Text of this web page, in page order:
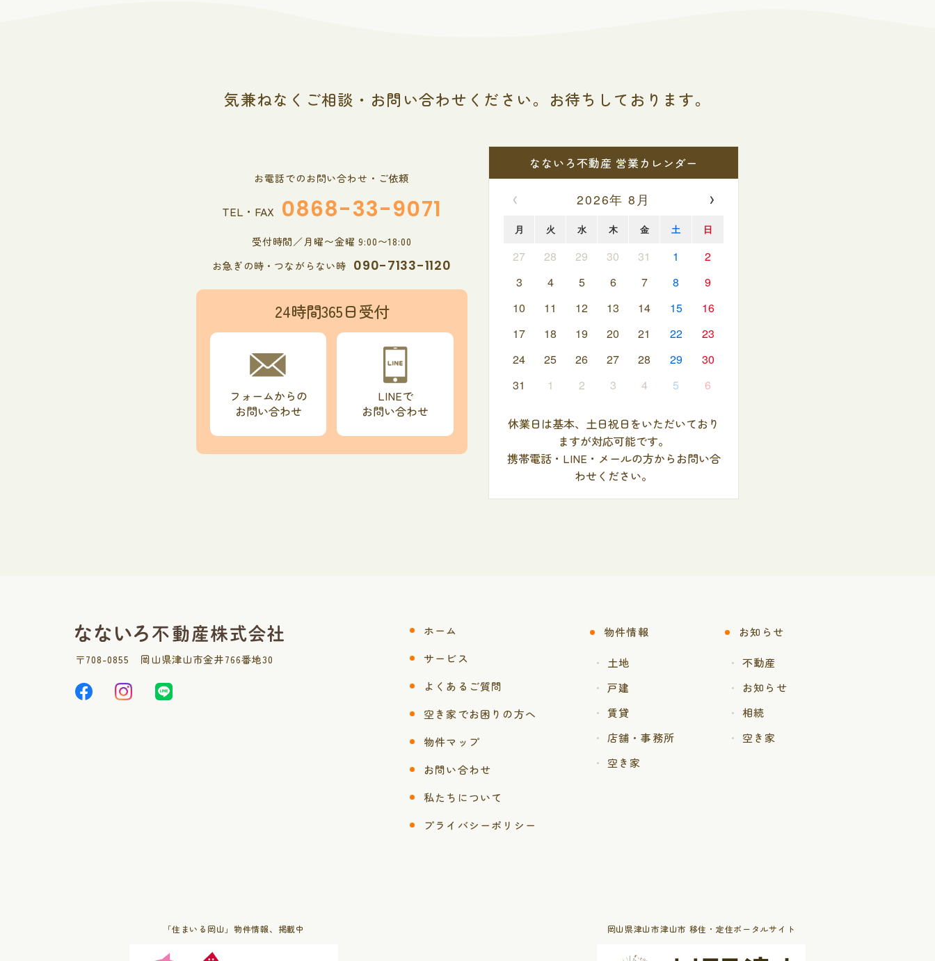
気兼ねなくご相談・お問い合わせください。 お待ちしております。
お電話でのお問い合わせ・ご依頼
TEL・FAX 0868-33-9071
受付時間／月曜〜金曜 9:00〜18:00
お急ぎの時・つながらない時 090-7133-1120
24時間365日受付
フォームからの
お問い合わせ
LINEで
お問い合わせ
なないろ不動産 営業カレンダー
‹ 2026年 8月 ›
月 火 水 木 金 土 日
27 28 29 30 31 1
2
3
4 5 6 7 8
9
10
11 12 13 14 15
16
17
18 19 20 21 22
23
24
25 26 27 28 29
30
31
1 2 3 4 5 6
休業日は基本、土日祝日をいただいており
ますが対応可能です。
携帯電話・LINE・メールの方からお問い合
わせください。
〒708-0855 岡山県津山市金井766番地30
ホーム
サービス
よくあるご質問
空き家でお困りの方へ
物件マップ
お問い合わせ
私たちについて
プライバシーポリシー
物件情報
土地
戸建
賃貸
店舗・事務所
空き家
お知らせ
不動産
お知らせ
相続
空き家
「住まいる岡山」物件情報、掲載中 岡山県津山市津山市 移住・定住ポータルサイト